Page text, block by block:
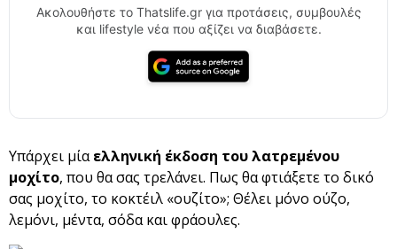
Ακολουθήστε το Thatslife.gr για προτάσεις, συμβουλές
και lifestyle νέα που αξίζει να διαβάσετε.
Υπάρχει μίαελληνική έκδοση του λατρεμένου
μοχίτο, που θα σας τρελάνει. Πως θα φτιάξετε το δικό
σας μοχίτο, το κοκτέιλ «ουζίτο»; Θέλει μόνο ούζο,
λεμόνι, μέντα, σόδα και φράουλες.